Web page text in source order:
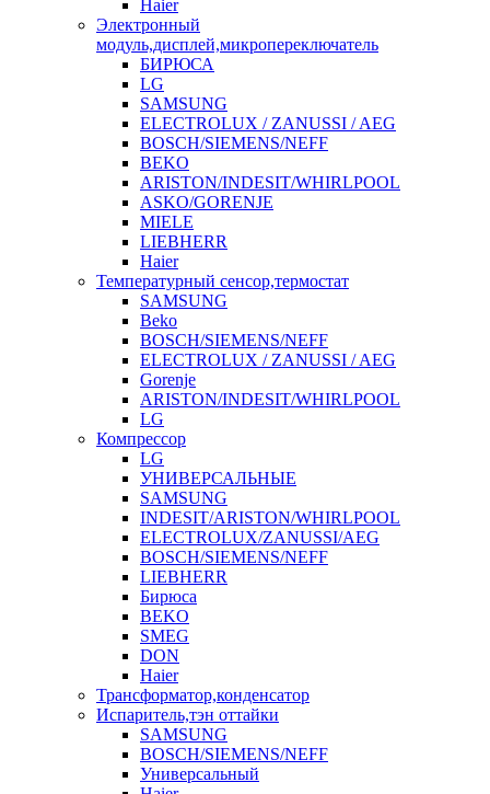
Haier
Электронный
модуль,дисплей,микропереключатель
БИРЮСА
LG
SAMSUNG
ELECTROLUX / ZANUSSI / AEG
BOSCH/SIEMENS/NEFF
BEKO
ARISTON/INDESIT/WHIRLPOOL
ASKO/GORENJE
MIELE
LIEBHERR
Haier
Температурный сенсор,термостат
SAMSUNG
Beko
BOSCH/SIEMENS/NEFF
ELECTROLUX / ZANUSSI / AEG
Gorenje
ARISTON/INDESIT/WHIRLPOOL
LG
Компрессор
LG
УНИВЕРСАЛЬНЫЕ
SAMSUNG
INDESIT/ARISTON/WHIRLPOOL
ELECTROLUX/ZANUSSI/AEG
BOSCH/SIEMENS/NEFF
LIEBHERR
Бирюса
BEKO
SMEG
DON
Haier
Трансформатор,конденсатор
Испаритель,тэн оттайки
SAMSUNG
BOSCH/SIEMENS/NEFF
Универсальный